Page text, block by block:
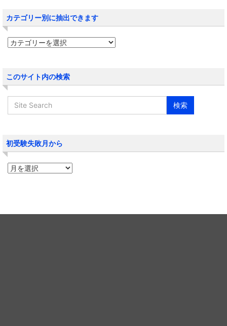
カテゴリー別に抽出できます
このサイト内の検索
初受験失敗月から